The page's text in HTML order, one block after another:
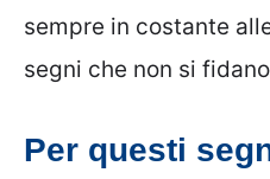
sempre in costante
segni che non si
Per questi